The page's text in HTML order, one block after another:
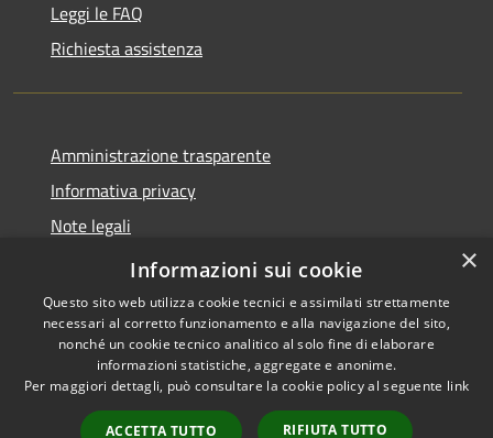
Leggi le FAQ
Richiesta assistenza
Amministrazione trasparente
Informativa privacy
Note legali
Dichiarazione di accessibilità
Accessibilità
Copyright © 2026 • Comune di
Valbondione • Powered by
Municipium• Accesso
×
Informazioni sui cookie
Questo sito web utilizza cookie tecnici e assimilati strettamente
necessari al corretto funzionamento e alla navigazione del sito,
nonché un cookie tecnico analitico al solo fine di elaborare
informazioni statistiche, aggregate e anonime.
Per maggiori dettagli, può consultare la cookie policy al seguente link
ACCETTA TUTTO RIFIUTA TUTTO